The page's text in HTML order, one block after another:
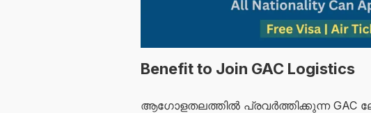
Benefit to Join GAC Logistics
ആഗോളതലത്തിൽ പ്രവർത്തിക്കുന്ന GAC